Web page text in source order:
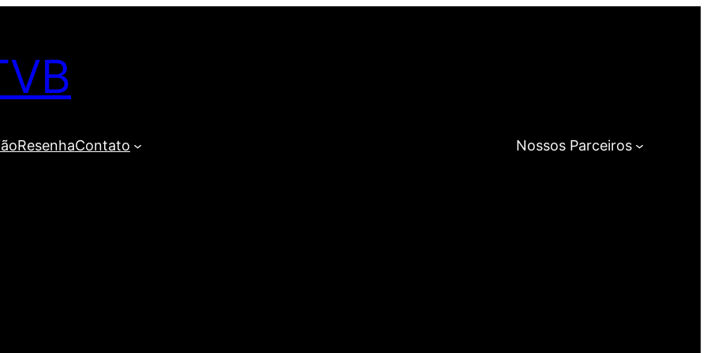
ResenhaContato Nossos Parceiros